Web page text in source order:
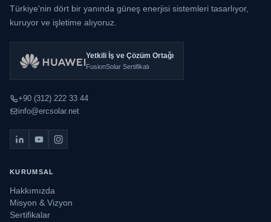
Türkiye'nin dört bir yanında güneş enerjisi sistemleri tasarlıyor,
kuruyor ve işletime alıyoruz.
Yetkili İş ve Çözüm Ortağı
FusionSolar Sertifikalı
+90 (312) 222 33 44
info@ercsolar.net
KURUMSAL
Hakkımızda
Misyon & Vizyon
Sertifikalar